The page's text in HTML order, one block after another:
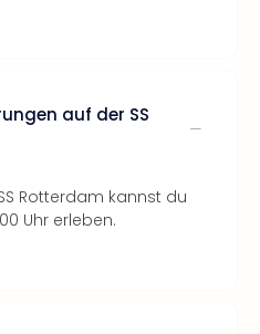
auf der SS
Rotterdam kannst du
Uhr erleben.